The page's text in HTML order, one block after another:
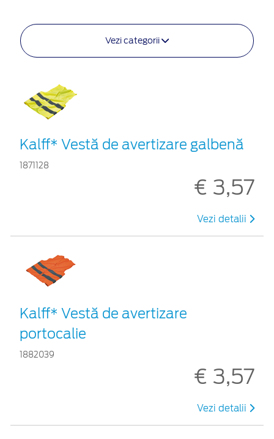
Vezi categorii
Kalff* Vestă de avertizare galbenă
1871128
€ 3,57
Vezi detalii
Kalff* Vestă de avertizare
portocalie
1882039
€ 3,57
Vezi detalii